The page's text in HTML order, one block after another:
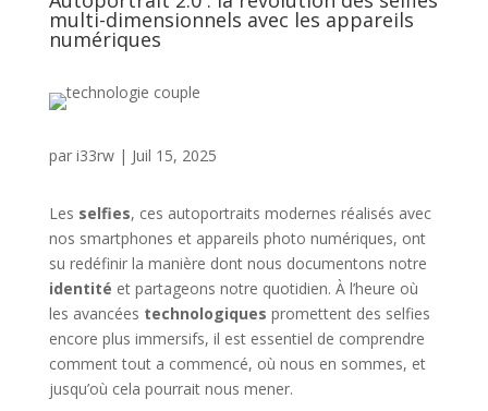
multi-dimensionnels avec les appareils
numériques
par i33rw| Juil 15, 2025
Les selfies, ces autoportraits modernes réalisés avec
nos smartphones et appareils photo numériques, ont
su redéfinir la manière dont nous documentons notre
identité et partageons notre quotidien. À l’heure où
les avancées technologiques promettent des selfies
encore plus immersifs, il est essentiel de comprendre
comment tout a commencé, où nous en sommes, et
jusqu’où cela pourrait nous mener.